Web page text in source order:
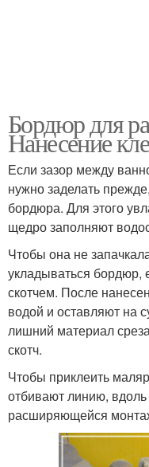
Бордюр для
Нанесение
Если зазор между
нужно заделать
бордюра. Для этого
щедро заполняют
Чтобы она не
укладываться
скотчем. После
водой и оставляют на
лишний материал
скотч.
Чтобы приклеить
отбивают линию, вдоль
расширяющейся